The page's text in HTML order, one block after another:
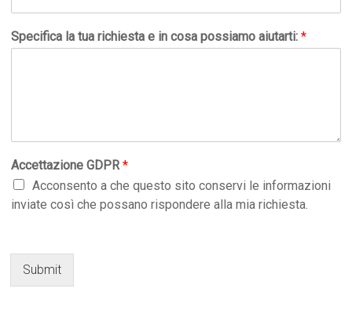
Specifica la tua richiesta e in cosa possiamo aiutarti:*
Accettazione GDPR*
Acconsento a che questo sito conservi le informazioni
inviate così che possano rispondere alla mia richiesta.
Submit